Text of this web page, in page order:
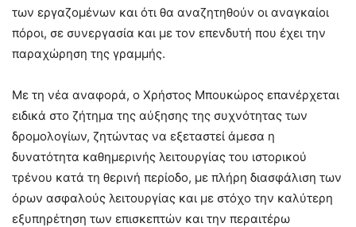
των εργαζομένων και ότι θα αναζητηθούν οι αναγκαίοι
πόροι, σε συνεργασία και με τον επενδυτή που έχει την
παραχώρηση της γραμμής.
Με τη νέα αναφορά, ο Χρήστος Μπουκώρος επανέρχεται
ειδικά στο ζήτημα της αύξησης της συχνότητας των
δρομολογίων, ζητώντας να εξεταστεί άμεσα η
δυνατότητα καθημερινής λειτουργίας του ιστορικού
τρένου κατά τη θερινή περίοδο, με πλήρη διασφάλιση των
όρων ασφαλούς λειτουργίας και με στόχο την καλύτερη
εξυπηρέτηση των επισκεπτών και την περαιτέρω